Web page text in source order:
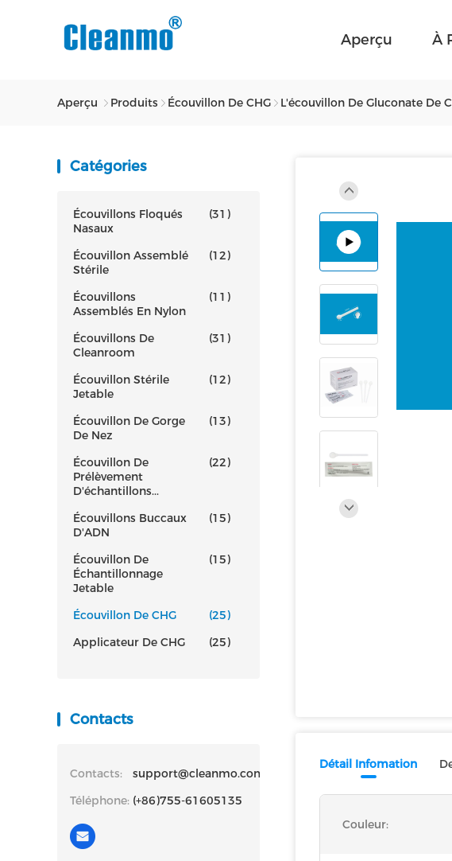
Aperçu À
Aperçu Produits Écouvillon De CHG L'écouvillon De Gluconate De
Catégories
Écouvillons Floqués
Nasaux
(31)
Écouvillon Assemblé
Stérile
(12)
Écouvillons
Assemblés En Nylon
(11)
Écouvillons De
Cleanroom
(31)
Écouvillon Stérile
Jetable
(12)
Écouvillon De Gorge
De Nez
(13)
Écouvillon De
Prélèvement
D'échantillons...
(22)
Écouvillons Buccaux
D'ADN
(15)
Écouvillon De
Échantillonnage
Jetable
(15)
Écouvillon De CHG
(25)
Applicateur De CHG
(25)
Contacts
Contacts:
support@cleanmo.com
Téléphone: (+86)755-61605135
Détail Infomation
Couleur: